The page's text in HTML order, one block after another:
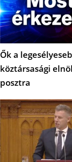
Ők a
köztársasági
posztra